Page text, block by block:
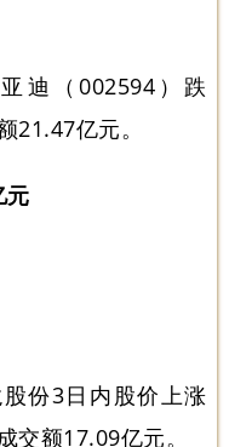
迪（002594）跌
21.47亿元。
元
份3日内股价上涨
交额17.09亿元。